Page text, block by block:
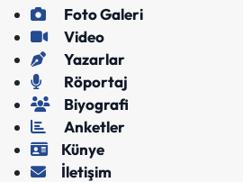
Foto Galeri
Video
Yazarlar
Röportaj
Biyografi
Anketler
Künye
İletişim